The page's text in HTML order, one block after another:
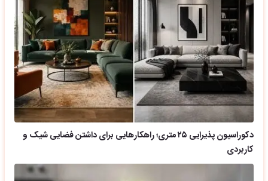
دکوراسیون پذیرایی ۲۵ متری؛ راهکارهایی برای داشتن فضایی شیک و
کاربردی